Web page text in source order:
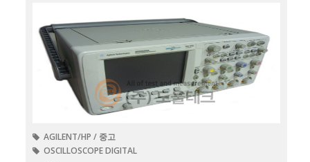
AGILENT/HP / 중고
OSCILLOSCOPE DIGITAL